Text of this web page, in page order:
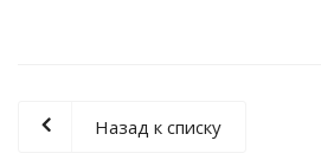
Назад к списку